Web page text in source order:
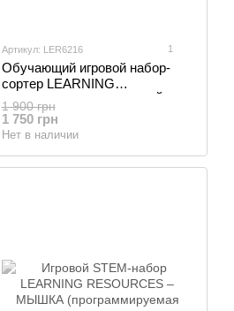
Артикул: LER6216 1
Обучающий игровой набор-
сортер LEARNING
RESOURCES - ЯГОДНЫЙ
ПИРОГ
1 900 грн
1 750 грн
Нет в наличии